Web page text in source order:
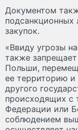
Документом
подсанкционных
закупок.
«Ввиду угрозы
также
Польши,
ее территорию
другого
происходящих с
Федерации или
соблюдением